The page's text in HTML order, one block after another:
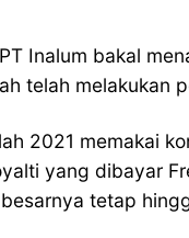
Inalum bakal
telah melakukan
2021 memakai
yang dibayar
tetap